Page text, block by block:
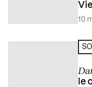
10
le